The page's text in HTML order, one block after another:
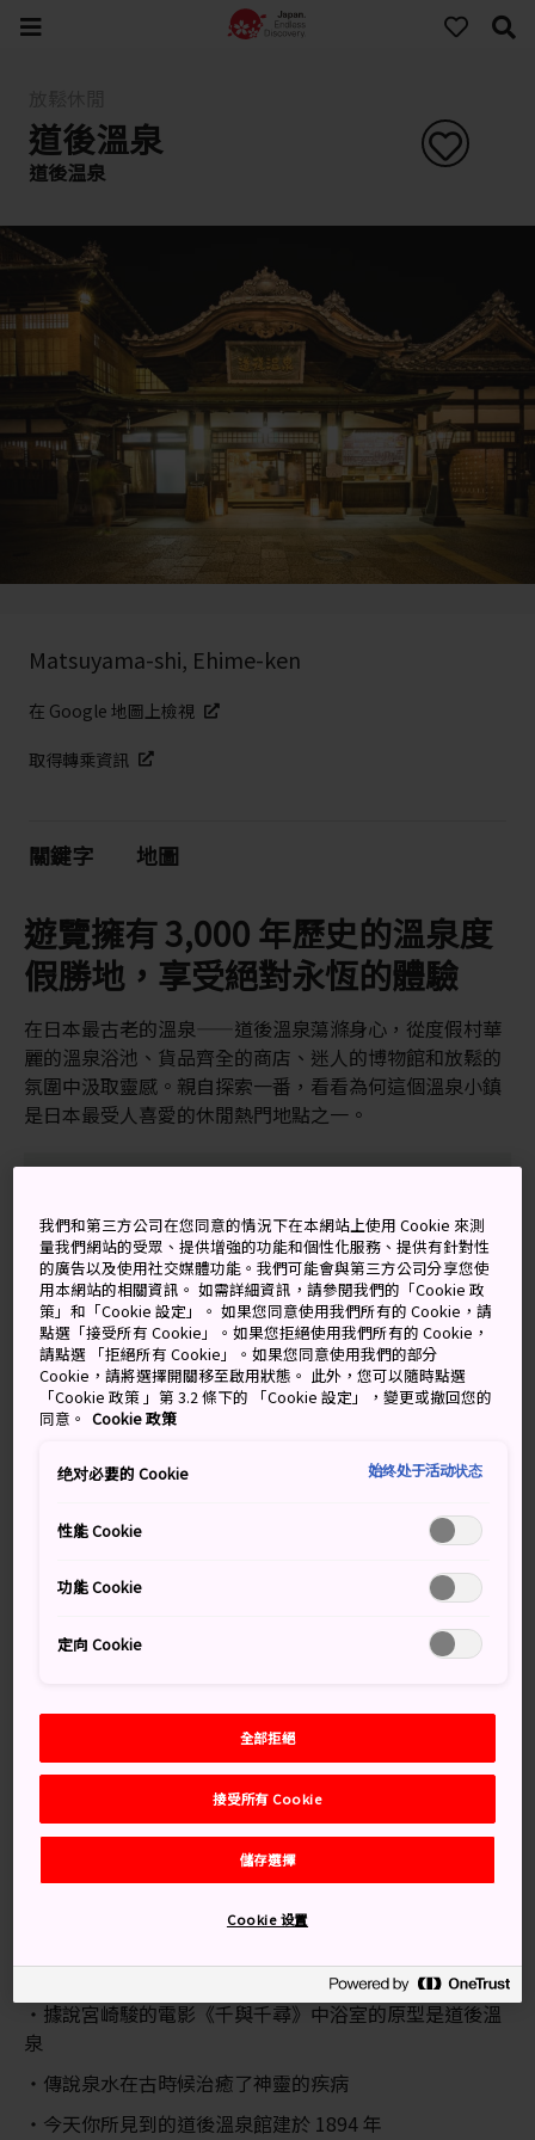
道後溫泉
道後温泉
Matsuyama-shi, Ehime-ken
在 Google 地圖上檢視
取得轉乘資訊
關鍵字 地圖
遊覽擁有 3,000 年歷史的溫泉度
假勝地，享受絕對永恆的體驗
在日本最古老的溫泉——道後溫泉蕩滌身心，從度假村華
麗的溫泉浴池、貨品齊全的商店、迷人的博物館和放鬆的
氛圍中汲取靈感。親自探索一番，看看為何這個溫泉小鎮
是日本最受人喜愛的休閒熱門地點之一。
萬勿錯過
放鬆沐浴後，穿著棉浴袍在街上漫步
美味的道後啤酒或者鮮榨的蜜橘果汁
在周邊區域乘坐人力車
交通方式
的主要旅遊中心，沿著繁華的購物商
場，從道後溫泉電車站步行 5 分鐘即可到達。
如果從 JR 松山站前往道後，請乘坐 5 號電車。大約 30 分
鐘內可以到達。
機車。這輛列車運行班次較疏落，但卻是一次愉快的體
驗。
如果從松山機場前往道後，乘坐機場巴士可直達那裡。
為了儘量節省你的旅行時間，可以考慮在道後眾多的日式
旅館或客棧中任選一家入住。大部分住處距離三個公共大
浴場不到 10 分鐘的步行路程。
知識補給站
據說宮崎駿的電影《千與千尋》中浴室的原型是道後溫
泉
傳說泉水在古時候治癒了神靈的疾病
今天你所見到的道後溫泉館建於 1894 年
我們和第三方公司在您同意的情況下在本網站上使用 Cookie 來測
量我們網站的受眾、提供增強的功能和個性化服務、提供有針對性
的廣告以及使用社交媒體功能。我們可能會與第三方公司分享您使
用本網站的相關資訊。 如需詳細資訊，請參閱我們的「Cookie 政
策」和「Cookie 設定」。 如果您同意使用我們所有的 Cookie，請
點選「接受所有 Cookie」。如果您拒絕使用我們所有的 Cookie，
請點選 「拒絕所有 Cookie」。如果您同意使用我們的部分
Cookie，請將選擇開關移至啟用狀態。 此外，您可以隨時點選
「Cookie 政策 」第 3.2 條下的 「Cookie 設定」，變更或撤回您的
同意。 Cookie 政策
绝对必要的 Cookie 始终处于活动状态
性能 Cookie
功能 Cookie
定向 Cookie
全部拒絕
接受所有 Cookie
儲存選擇
Cookie 设置